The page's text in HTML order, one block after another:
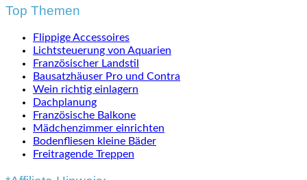
Top Themen
Flippige Accessoires
Lichtsteuerung von Aquarien
Französischer Landstil
Bausatzhäuser Pro und Contra
Wein richtig einlagern
Dachplanung
Französische Balkone
Mädchenzimmer einrichten
Bodenfliesen kleine Bäder
Freitragende Treppen